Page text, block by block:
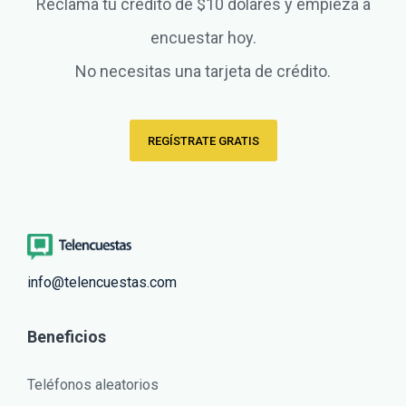
Reclama tu crédito de $10 dólares y empieza a
encuestar hoy.
No necesitas una tarjeta de crédito.
REGÍSTRATE GRATIS
info@telencuestas.com
Beneficios
Teléfonos aleatorios